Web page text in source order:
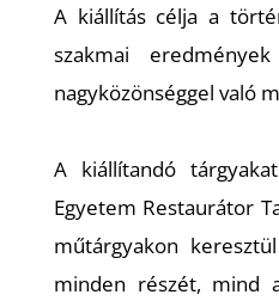
A kiállítás célja a
szakmai
nagyközönséggel való
A kiállítandó
Egyetem Restaurátor
műtárgyakon
minden részét, mind